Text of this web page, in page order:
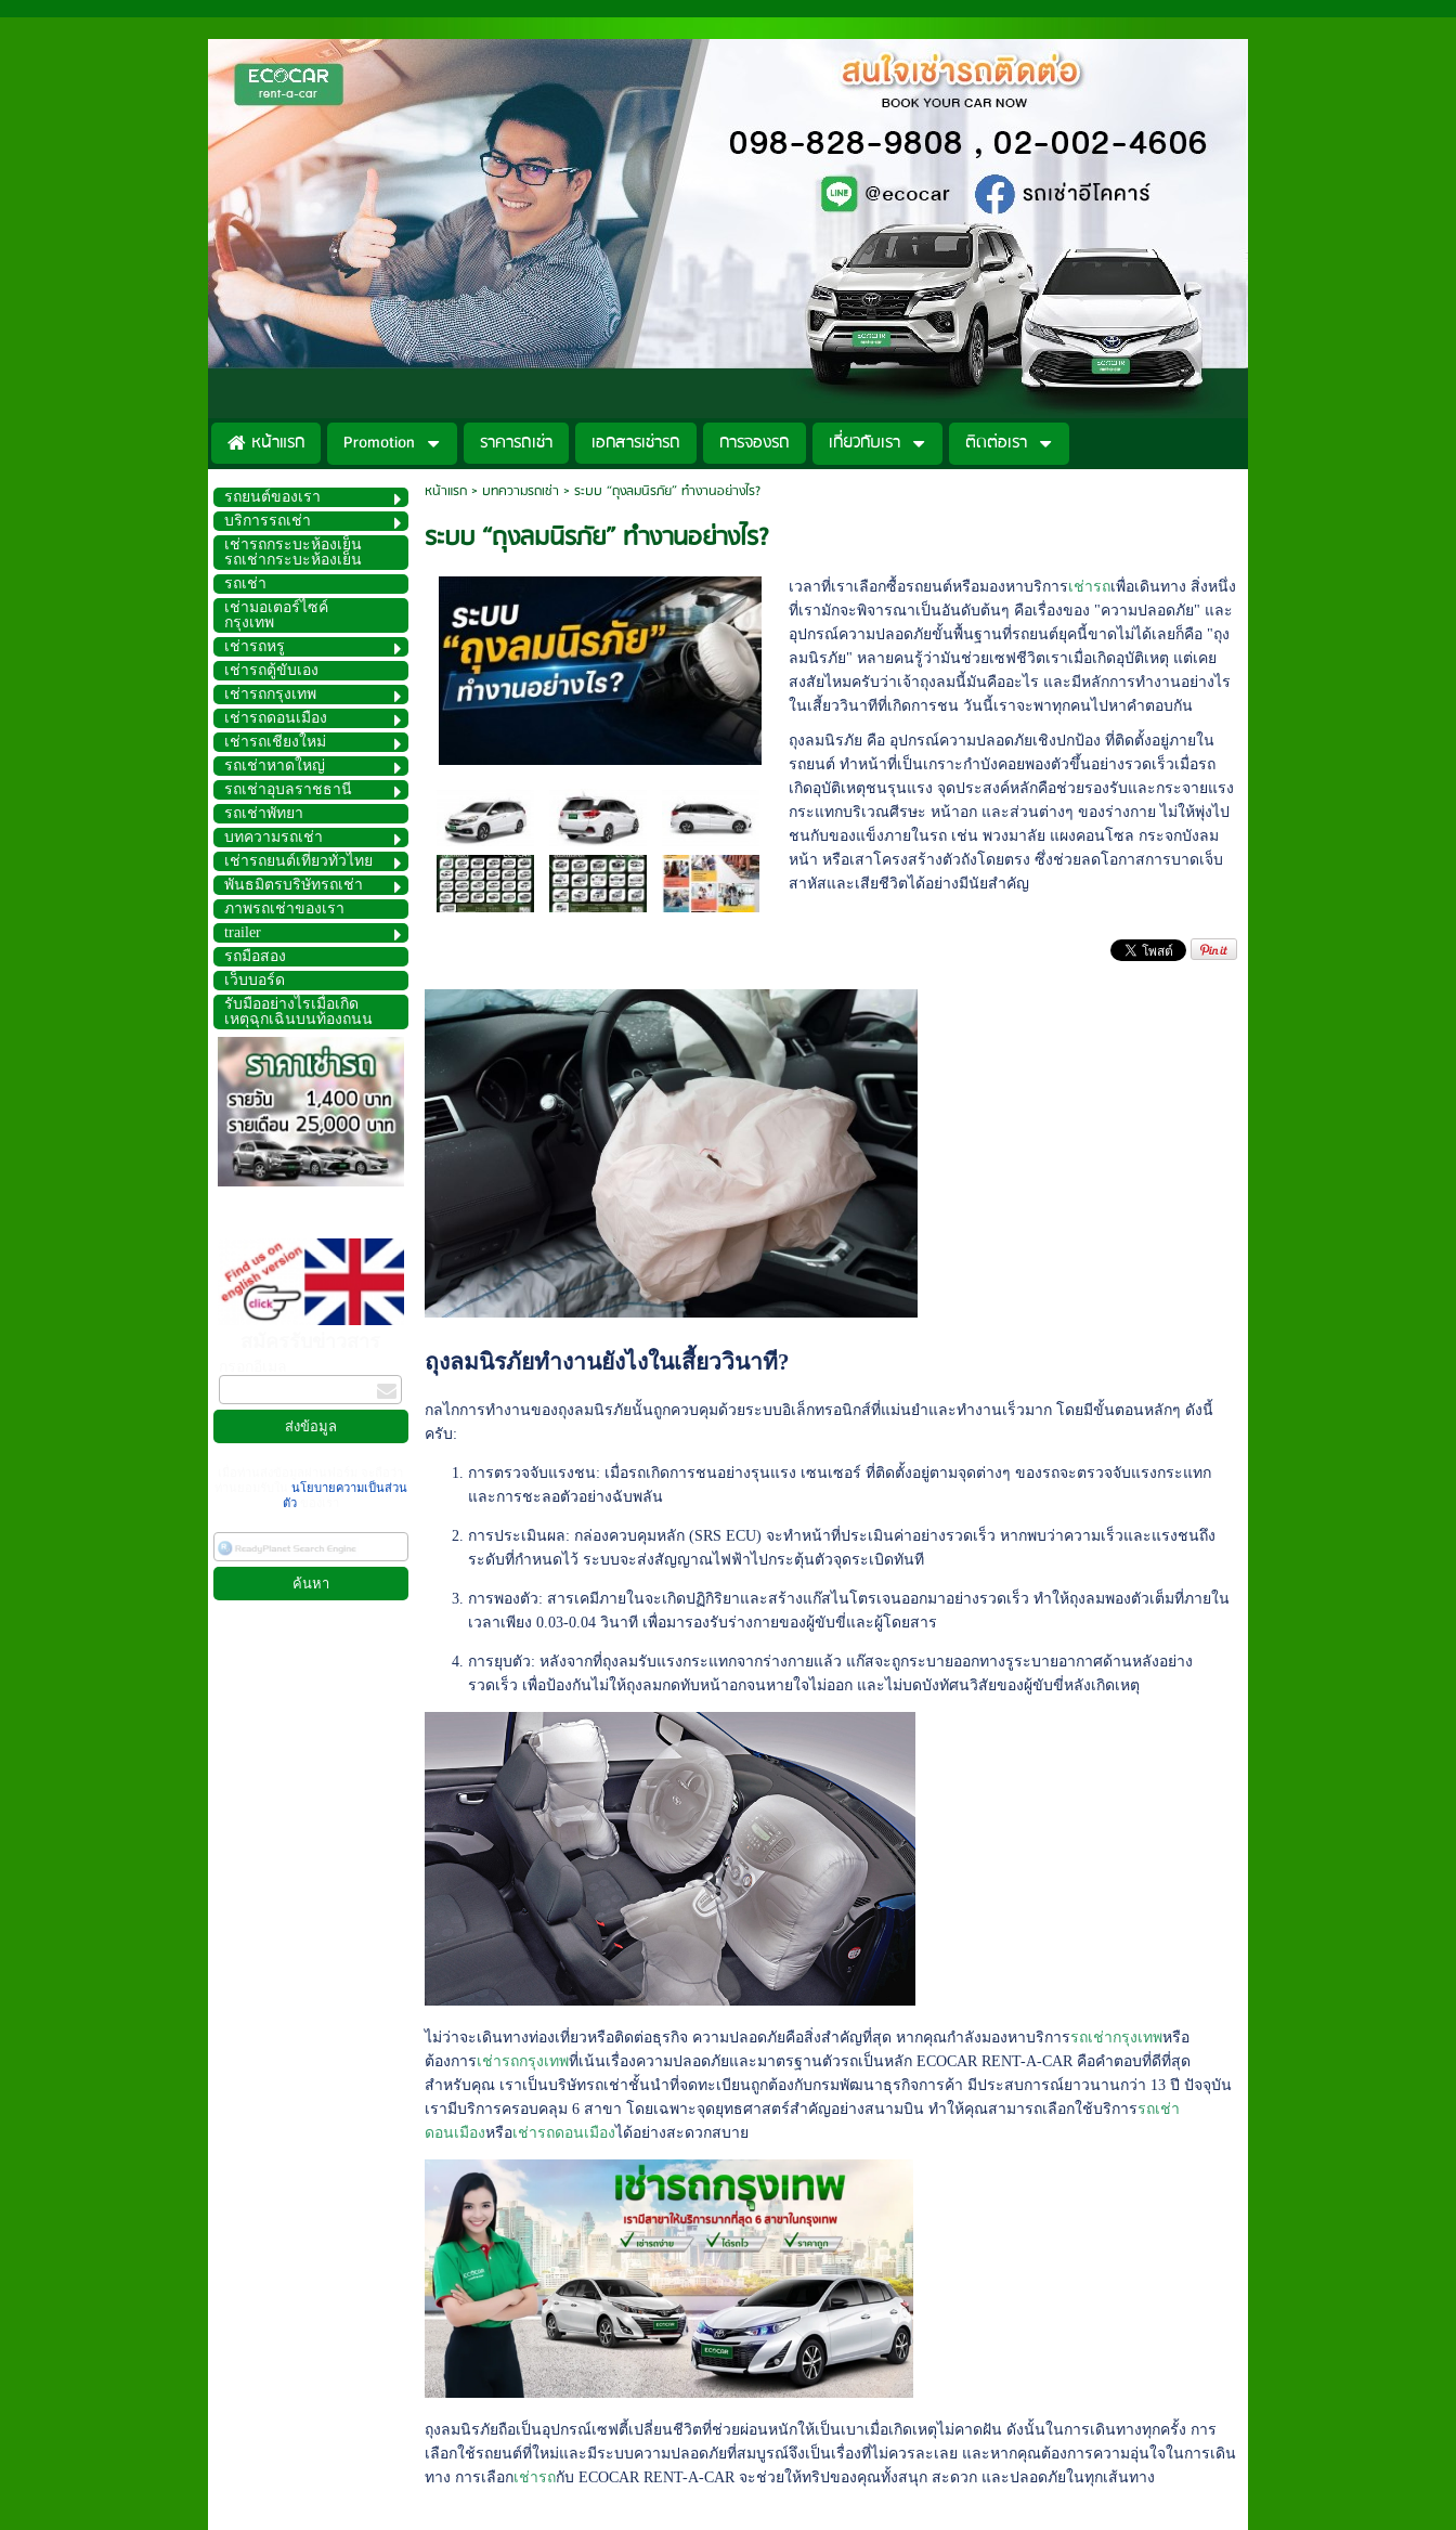
หน้าแรก Promotion ราคารถเช่า เอกสารเช่ารถ การจองรถ เกี่ยวกับเรา ติดต่อเรา
รถยนต์ของเรา
บริการรถเช่า
เช่ารถกระบะห้องเย็น
รถเช่ากระบะห้องเย็น
รถเช่า
เช่ามอเตอร์ไซค์
กรุงเทพ
เช่ารถหรู
เช่ารถตู้ขับเอง
เช่ารถกรุงเทพ
เช่ารถดอนเมือง
เช่ารถเชียงใหม่
รถเช่าหาดใหญ่
รถเช่าอุบลราชธานี
รถเช่าพัทยา
บทความรถเช่า
เช่ารถยนต์เที่ยวทั่วไทย
พันธมิตรบริษัทรถเช่า
ภาพรถเช่าของเรา
trailer
รถมือสอง
เว็บบอร์ด
รับมืออย่างไรเมื่อเกิด
เหตุฉุกเฉินบนท้องถนน
นโยบายความเป็นส่วน
ตัว
หน้าแรก> บทความรถเช่า > ระบบ “ถุงลมนิรภัย” ทำงานอย่างไร?
ระบบ “ถุงลมนิรภัย” ทำงานอย่างไร?
เวลาที่เราเลือกซื้อรถยนต์หรือมองหาบริการเช่ารถเพื่อเดินทาง สิ่งหนึ่ง
ที่เรามักจะพิจารณาเป็นอันดับต้นๆ คือเรื่องของ "ความปลอดภัย" และ
อุปกรณ์ความปลอดภัยขั้นพื้นฐานที่รถยนต์ยุคนี้ขาดไม่ได้เลยก็คือ "ถุง
ลมนิรภัย" หลายคนรู้ว่ามันช่วยเซฟชีวิตเราเมื่อเกิดอุบัติเหตุ แต่เคย
สงสัยไหมครับว่าเจ้าถุงลมนี้มันคืออะไร และมีหลักการทำงานอย่างไร
ในเสี้ยววินาทีที่เกิดการชน วันนี้เราจะพาทุกคนไปหาคำตอบกัน
ถุงลมนิรภัย คือ อุปกรณ์ความปลอดภัยเชิงปกป้อง ที่ติดตั้งอยู่ภายใน
รถยนต์ ทำหน้าที่เป็นเกราะกำบังคอยพองตัวขึ้นอย่างรวดเร็วเมื่อรถ
เกิดอุบัติเหตุชนรุนแรง จุดประสงค์หลักคือช่วยรองรับและกระจายแรง
กระแทกบริเวณศีรษะ หน้าอก และส่วนต่างๆ ของร่างกาย ไม่ให้พุ่งไป
ชนกับของแข็งภายในรถ เช่น พวงมาลัย แผงคอนโซล กระจกบังลม
หน้า หรือเสาโครงสร้างตัวถังโดยตรง ซึ่งช่วยลดโอกาสการบาดเจ็บ
สาหัสและเสียชีวิตได้อย่างมีนัยสำคัญ
ถุงลมนิรภัยทำงานยังไงในเสี้ยววินาที?
กลไกการทำงานของถุงลมนิรภัยนั้นถูกควบคุมด้วยระบบอิเล็กทรอนิกส์ที่แม่นยำและทำงานเร็วมาก โดยมีขั้นตอนหลักๆ ดังนี้
ครับ:
การตรวจจับแรงชน: เมื่อรถเกิดการชนอย่างรุนแรง เซนเซอร์ ที่ติดตั้งอยู่ตามจุดต่างๆ ของรถจะตรวจจับแรงกระแทก
และการชะลอตัวอย่างฉับพลัน
การประเมินผล: กล่องควบคุมหลัก (SRS ECU) จะทำหน้าที่ประเมินค่าอย่างรวดเร็ว หากพบว่าความเร็วและแรงชนถึง
ระดับที่กำหนดไว้ ระบบจะส่งสัญญาณไฟฟ้าไปกระตุ้นตัวจุดระเบิดทันที
การพองตัว: สารเคมีภายในจะเกิดปฏิกิริยาและสร้างแก๊สไนโตรเจนออกมาอย่างรวดเร็ว ทำให้ถุงลมพองตัวเต็มที่ภายใน
เวลาเพียง 0.03-0.04 วินาที เพื่อมารองรับร่างกายของผู้ขับขี่และผู้โดยสาร
การยุบตัว: หลังจากที่ถุงลมรับแรงกระแทกจากร่างกายแล้ว แก๊สจะถูกระบายออกทางรูระบายอากาศด้านหลังอย่าง
รวดเร็ว เพื่อป้องกันไม่ให้ถุงลมกดทับหน้าอกจนหายใจไม่ออก และไม่บดบังทัศนวิสัยของผู้ขับขี่หลังเกิดเหตุ
ไม่ว่าจะเดินทางท่องเที่ยวหรือติดต่อธุรกิจ ความปลอดภัยคือสิ่งสำคัญที่สุด หากคุณกำลังมองหาบริการรถเช่ากรุงเทพหรือ
ต้องการเช่ารถกรุงเทพที่เน้นเรื่องความปลอดภัยและมาตรฐานตัวรถเป็นหลัก ECOCAR RENT-A-CAR คือคำตอบที่ดีที่สุด
สำหรับคุณ เราเป็นบริษัทรถเช่าชั้นนำที่จดทะเบียนถูกต้องกับกรมพัฒนาธุรกิจการค้า มีประสบการณ์ยาวนานกว่า 13 ปี ปัจจุบัน
เรามีบริการครอบคลุม 6 สาขา โดยเฉพาะจุดยุทธศาสตร์สำคัญอย่างสนามบิน ทำให้คุณสามารถเลือกใช้บริการรถเช่า
ดอนเมืองหรือเช่ารถดอนเมืองได้อย่างสะดวกสบาย
ถุงลมนิรภัยถือเป็นอุปกรณ์เซฟตี้เปลี่ยนชีวิตที่ช่วยผ่อนหนักให้เป็นเบาเมื่อเกิดเหตุไม่คาดฝัน ดังนั้นในการเดินทางทุกครั้ง การ
เลือกใช้รถยนต์ที่ใหม่และมีระบบความปลอดภัยที่สมบูรณ์จึงเป็นเรื่องที่ไม่ควรละเลย และหากคุณต้องการความอุ่นใจในการเดิน
ทาง การเลือกเช่ารถกับ ECOCAR RENT-A-CAR จะช่วยให้ทริปของคุณทั้งสนุก สะดวก และปลอดภัยในทุกเส้นทาง